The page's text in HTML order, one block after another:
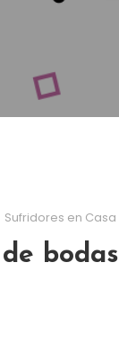
Sufridores en Casa